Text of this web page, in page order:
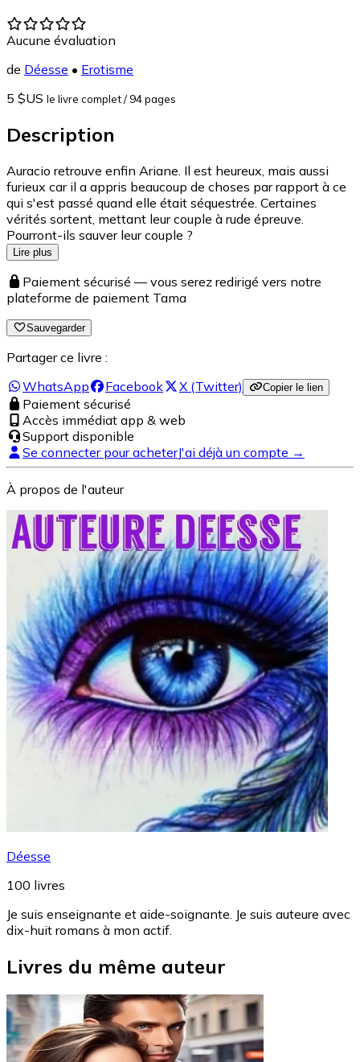
Aucune évaluation
de Déesse • Erotisme
5 $US le livre complet/ 94 pages
Description
Auracio retrouve enfin Ariane. Il est heureux, mais aussi
furieux car il a appris beaucoup de choses par rapport à ce
qui s'est passé quand elle était séquestrée. Certaines
vérités sortent, mettant leur couple à rude épreuve.
Pourront-ils sauver leur couple ?
Lire plus
Paiement sécurisé — vous serez redirigé vers notre
plateforme de paiement Tama
Sauvegarder
Partager ce livre :
WhatsApp
Facebook X (Twitter) Copier le lien
Paiement sécurisé
Accès immédiat app & web
Support disponible
Se connecter pour acheterJ'ai déjà un compte →
À propos de l'auteur
Déesse
100 livres
Je suis enseignante et aide-soignante. Je suis auteure avec
dix-huit romans à mon actif.
Livres du même auteur